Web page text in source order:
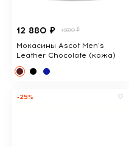
12 880 ₽ 13890 ₽
Мокасины Ascot Men's
Leather Chocolate (кожа)
-25%